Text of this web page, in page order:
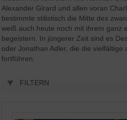
Alexander Girard und allen voran
bestimmte stilistisch die Mitte des
weiß auch heute noch mit ihrem ganz
begeistern. In jüngerer Zeit sind es
oder Jonathan Adler, die die vielfältige
fortführen.
FILTERN